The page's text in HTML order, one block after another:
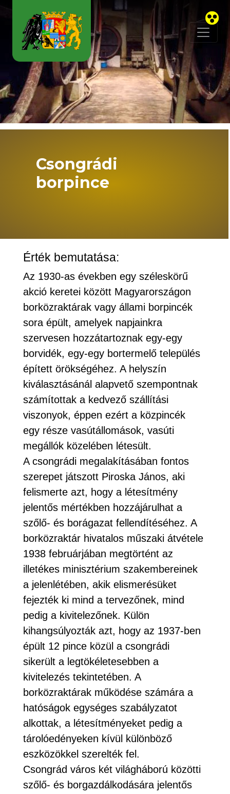
Csongrádi
borpince
Érték bemutatása:
Az 1930-as években egy széleskörű
akció keretei között Magyarországon
borközraktárak vagy állami borpincék
sora épült, amelyek napjainkra
szervesen hozzátartoznak egy-egy
borvidék, egy-egy bortermelő település
épített örökségéhez. A helyszín
kiválasztásánál alapvető szempontnak
számítottak a kedvező szállítási
viszonyok, éppen ezért a közpincék
egy része vasútállomások, vasúti
megállók közelében létesült.
A csongrádi megalakításában fontos
szerepet játszott Piroska János, aki
felismerte azt, hogy a létesítmény
jelentős mértékben hozzájárulhat a
szőlő- és borágazat fellendítéséhez. A
borközraktár hivatalos műszaki átvétele
1938 februárjában megtörtént az
illetékes minisztérium szakembereinek
a jelenlétében, akik elismerésüket
fejezték ki mind a tervezőnek, mind
pedig a kivitelezőnek. Külön
kihangsúlyozták azt, hogy az 1937-ben
épült 12 pince közül a csongrádi
sikerült a legtökéletesebben a
kivitelezés tekintetében. A
borközraktárak működése számára a
hatóságok egységes szabályzatot
alkottak, a létesítményeket pedig a
tárolóedényeken kívül különböző
eszközökkel szerelték fel.
Csongrád város két világháború közötti
szőlő- és borgazdálkodására jelentős